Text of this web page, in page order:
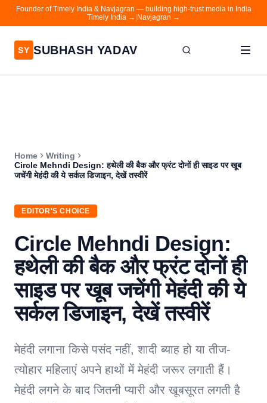
Founder of Timely India & Navjagran — building high-trust media in India
Timely India → Navjagran →
SY SUBHASH YADAV
Contact
Navjagran
Home
Writing
Circle Mehndi Design: हथेली की बैक और फ्रंट दोनों ही साइड पर खूब
जचेंगी मेहंदी की ये सर्कल डिजाइन, देखें तस्वीरें
EDITOR'S CHOICE
Circle Mehndi Design:
हथेली की बैक और फ्रंट दोनों ही
साइड पर खूब जचेंगी मेहंदी की ये
सर्कल डिजाइन, देखें तस्वीरें
मेहंदी लगाना किसे पसंद नहीं, शादी ब्याह हो या तीज-
त्योहार महिलाएं अपने हाथों में मेहंदी जरूर लगाती हैं।
मेहंदी लगने के बाद जितनी प्यारी और खूबसूरत लगती है